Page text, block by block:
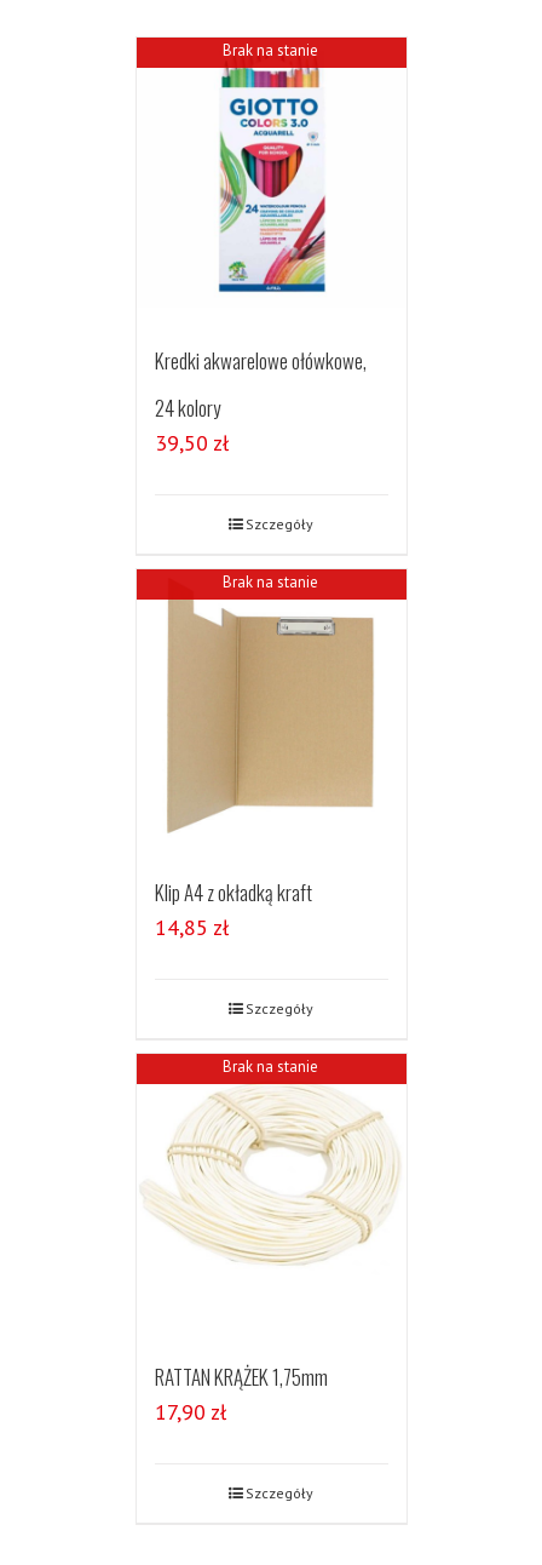
Brak na stanie
Kredki akwarelowe ołówkowe,
24 kolory
39,50 zł
Szczegóły
Brak na stanie
Klip A4 z okładką kraft
14,85 zł
Szczegóły
Brak na stanie
RATTAN KRĄŻEK 1,75mm
17,90 zł
Szczegóły